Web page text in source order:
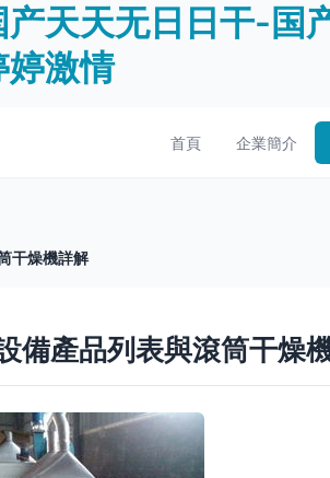
天天无日日干-国
激情
首頁 企業簡介
干燥機詳解
備產品列表與滾筒干燥